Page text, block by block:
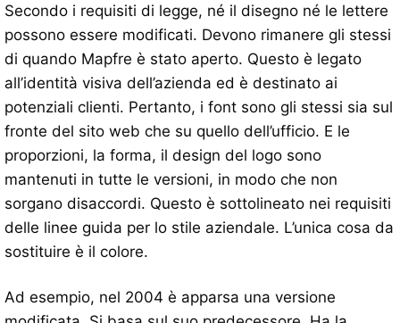
Secondo i requisiti di legge, né il disegno né le lettere
possono essere modificati. Devono rimanere gli stessi
di quando Mapfre è stato aperto. Questo è legato
all’identità visiva dell’azienda ed è destinato ai
potenziali clienti. Pertanto, i font sono gli stessi sia sul
fronte del sito web che su quello dell’ufficio. E le
proporzioni, la forma, il design del logo sono
mantenuti in tutte le versioni, in modo che non
sorgano disaccordi. Questo è sottolineato nei requisiti
delle linee guida per lo stile aziendale. L’unica cosa da
sostituire è il colore.
Ad esempio, nel 2004 è apparsa una versione